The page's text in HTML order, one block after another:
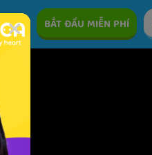
BẮT ĐẦU MIỄN PHÍ